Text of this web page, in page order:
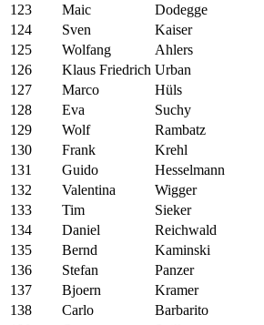
123
Maic Dodegge
124
Sven Kaiser
125
Wolfang Ahlers
126
Klaus Friedrich Urban
127
Marco Hüls
128
Eva Suchy
129
Wolf Rambatz
130
Frank Krehl
131
Guido Hesselmann
132
Valentina Wigger
133
Tim Sieker
134
Daniel Reichwald
135
Bernd Kaminski
136
Stefan Panzer
137
Bjoern Kramer
138
Carlo Barbarito